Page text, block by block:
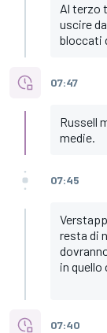
Al terzo
uscire
bloccati
07:47
Russell
medie.
07:45
resta di
in quello
07:40